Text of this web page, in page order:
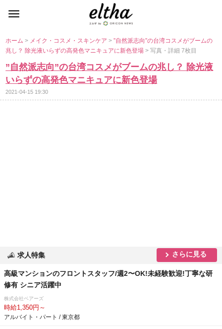
ホーム> メイク・コスメ・スキンケア>”自然派志向”の台湾コスメがブームの
兆し？ 除光液いらずの高発色マニキュアに新色登場> 写真・詳細 7枚目
”自然派志向”の台湾コスメがブームの兆し？ 除光液
いらずの高発色マニキュアに新色登場
2021-04-15 19:30
求人特集 さらに見る
⾼級マンションのフロントスタッフ/週2〜OK!未経験歓迎!丁寧な研
修有 シニア活躍中
株式会社ベアーズ
時給1,350円～
アルバイト・パート / 東京都